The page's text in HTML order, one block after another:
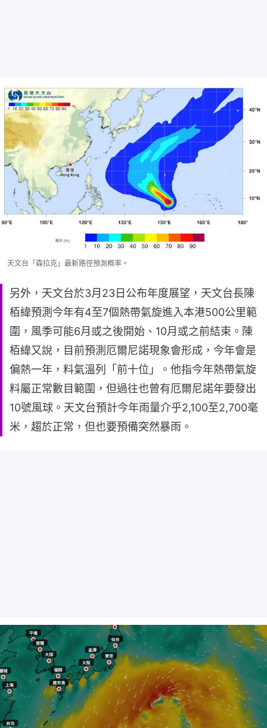
天文台「森拉克」最新路徑預測概率。
另外，天文台於3月23日公布年度展望，天文台長陳
栢緯預測今年有4至7個熱帶氣旋進入本港500公里範
圍，風季可能6月或之後開始、10月或之前結束。陳
栢緯又說，目前預測厄爾尼諾現象會形成，今年會是
偏熱一年，料氣溫列「前十位」。他指今年熱帶氣旋
料屬正常數目範圍，但過往也曾有厄爾尼諾年要發出
10號風球。天文台預計今年雨量介乎2,100至2,700毫
米，趨於正常，但也要預備突然暴雨。